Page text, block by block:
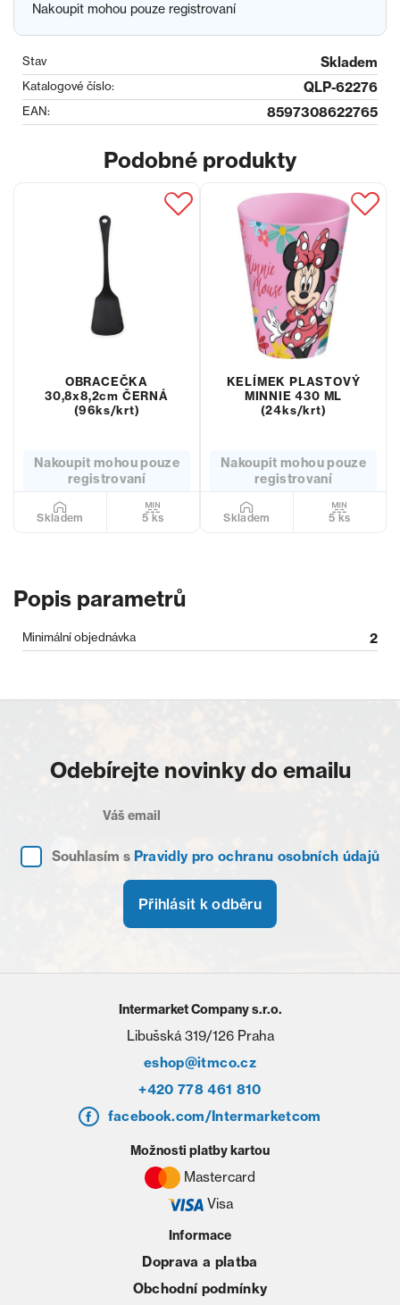
Nakoupit mohou pouze registrovaní
Stav Skladem
Katalogové číslo: QLP-62276
EAN: 8597308622765
Podobné produkty
OBRACEČKA
30,8x8,2cm ČERNÁ
(96ks/krt)
Nakoupit mohou pouze
registrovaní
Skladem 5 ks
KELÍMEK PLASTOVÝ
MINNIE 430 ML
(24ks/krt)
Nakoupit mohou pouze
registrovaní
Skladem 5 ks
Popis parametrů
Minimální objednávka 2
Odebírejte novinky do emailu
Souhlasím s Pravidly pro ochranu osobních údajů
Přihlásit k odběru
Intermarket Company s.r.o.
Libušská 319/126 Praha
eshop@itmco.cz
+420 778 461 810
facebook.com/Intermarketcom
Informace
Doprava a platba
Obchodní podmínky
Možnosti platby kartou
Mastercard
Visa